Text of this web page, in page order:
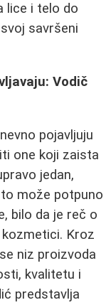
lice i telo do
savršeni
Vodič
pojavljuju
one koji zaista
jedan,
može potpuno
bilo da je reč o
Kroz
niz proizvoda
kvalitetu i
predstavlja